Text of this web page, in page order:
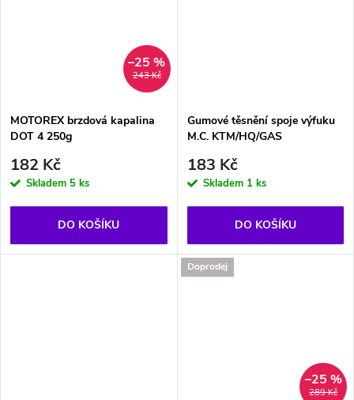
243 Kč
–25 %
MOTOREX brzdová kapalina
DOT 4 250g
182 Kč
Skladem 5 ks
DO KOŠÍKU
Gumové těsnění spoje výfuku
M.C. KTM/HQ/GAS
183 Kč
Skladem 1 ks
DO KOŠÍKU
Doprodej
289 Kč
–25 %